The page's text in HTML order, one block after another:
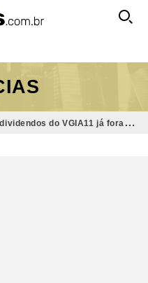
do VGIA11 já foram